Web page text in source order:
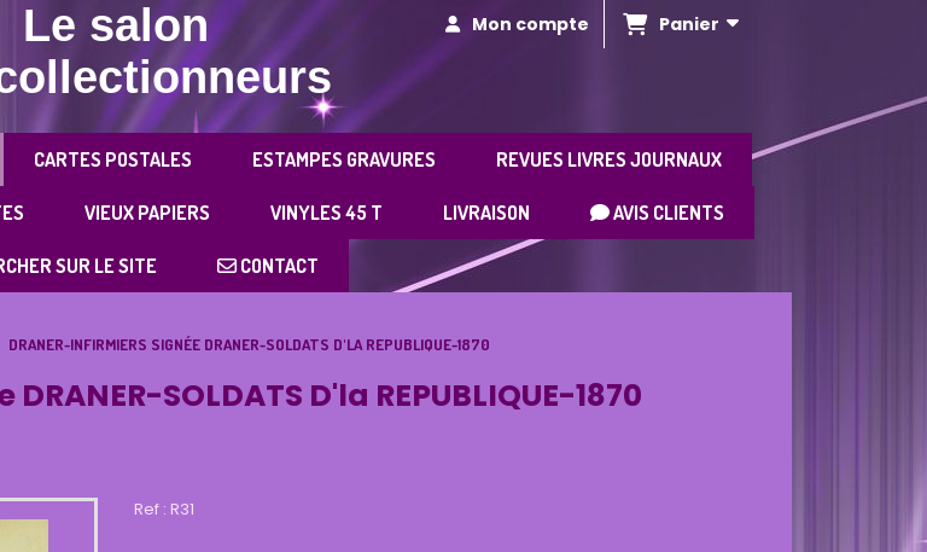
Le salon
Mon compte Panier
CARTES POSTALES ESTAMPES GRAVURES REVUES LIVRES JOURNAUX
VIEUX PAPIERS VINYLES 45 T LIVRAISON AVIS CLIENTS
SUR LE SITE CONTACT
DRANER-INFIRMIERS SIGNÉE DRANER-SOLDATS D'LA REPUBLIQUE-1870
DRANER-SOLDATS D'la REPUBLIQUE-1870
Ref : R31